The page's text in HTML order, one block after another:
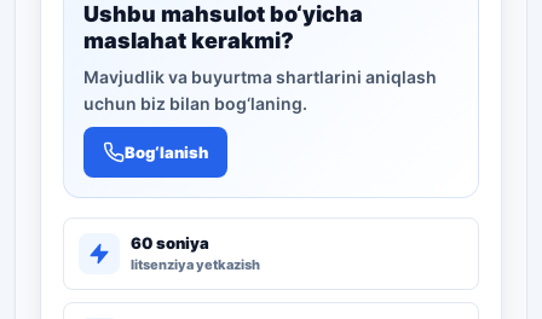
Ushbu mahsulot bo‘yicha
maslahat kerakmi?
Mavjudlik va buyurtma shartlarini aniqlash
uchun biz bilan bog‘laning.
Bog‘lanish
60 soniya
litsenziya yetkazish